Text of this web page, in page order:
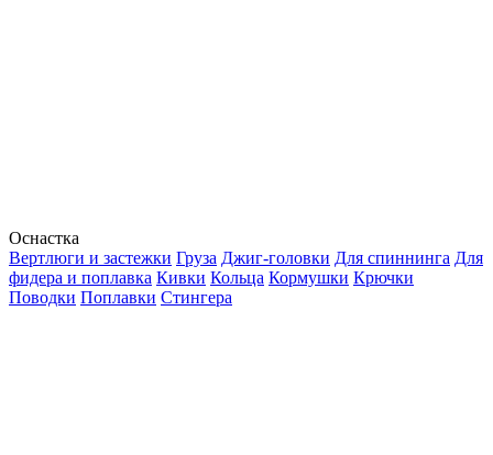
Оснастка
Вертлюги и застежки Груза Джиг-головки Для спиннинга Для
фидера и поплавка Кивки Кольца Кормушки Крючки
Поводки Поплавки Стингера